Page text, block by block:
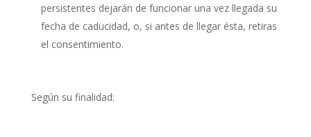
persistentes dejarán de funcionar una vez llegada su
fecha de caducidad, o, si antes de llegar ésta, retiras
el consentimiento.
Según su finalidad: